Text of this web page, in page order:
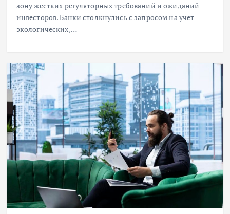
зону жестких регуляторных требований и ожиданий
инвесторов. Банки столкнулись с запросом на учет
экологических,…